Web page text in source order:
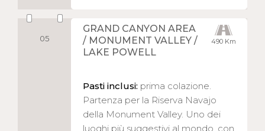
05 490 Km
GRAND CANYON AREA
/ MONUMENT VALLEY /
LAKE POWELL
Pasti inclusi: prima colazione.
Partenza per la Riserva Navajo
della Monument Valley. Uno dei
luoghi più suggestivi al mondo, con